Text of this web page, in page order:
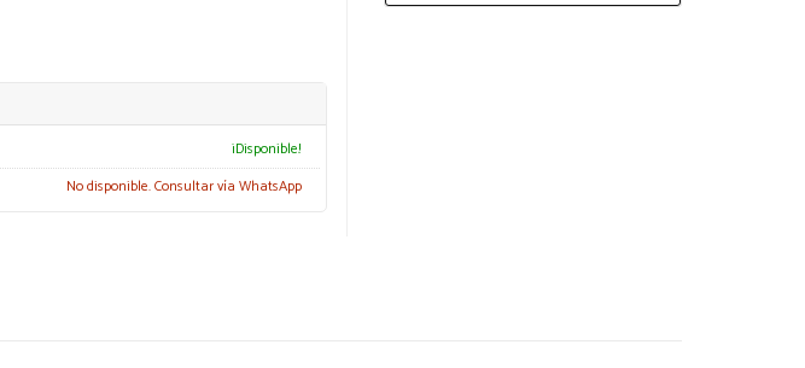
¡Disponible!
No disponible. Consultar vía WhatsApp